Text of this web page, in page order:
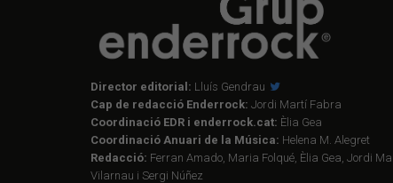
Director editorial: Lluís Gendrau
Cap de redacció Enderrock: Jordi Martí Fabra
Coordinació EDR i enderrock.cat: Èlia Gea
Coordinació Anuari de la Música: Helena M. Alegret
Redacció: Ferran Amado, Maria Folqué, Èlia Gea, Jordi
Vilarnau i Sergi Núñez